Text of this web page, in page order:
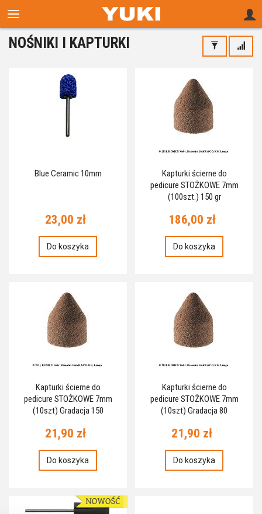
NOŚNIKI I KAPTURKI
Blue Ceramic 10mm
23,00 zł
Do koszyka
Kapturki ścierne do
pedicure STOŻKOWE 7mm
(100szt.) 150 gr
186,00 zł
Do koszyka
Kapturki ścierne do
pedicure STOŻKOWE 7mm
(10szt) Gradacja 150
21,90 zł
Do koszyka
Kapturki ścierne do
pedicure STOŻKOWE 7mm
(10szt) Gradacja 80
21,90 zł
Do koszyka